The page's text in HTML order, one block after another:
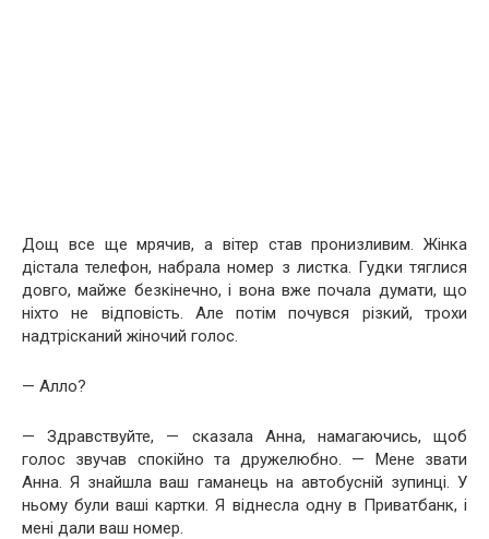
Дощ все ще мрячив, а вітер став пронизливим. Жінка
дістала телефон, набрала номер з листка. Гудки тяглися
довго, майже безкінечно, і вона вже почала думати, що
ніхто не відповість. Але потім почувся різкий, трохи
надтрісканий жіночий голос.
— Алло?
— Здравствуйте, — сказала Анна, намагаючись, щоб
голос звучав спокійно та дружелюбно. — Мене звати
Анна. Я знайшла ваш гаманець на автобусній зупинці. У
ньому були ваші картки. Я віднесла одну в Приватбанк, і
мені дали ваш номер.